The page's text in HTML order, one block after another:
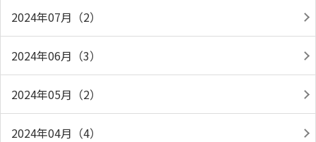
2024年07月（2）
2024年06月（3）
2024年05月（2）
2024年04月（4）